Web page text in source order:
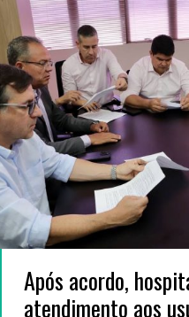
Após acordo,
atendimento aos